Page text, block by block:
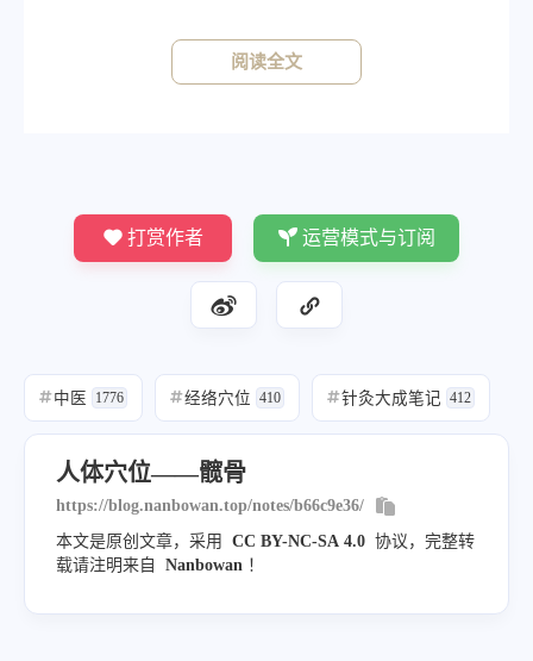
阅读全文
打赏作者 运营模式与订阅
#中医 1776 #经络穴位 410 #针灸大成笔记 412
人体穴位——髋骨
https://blog.nanbowan.top/notes/b66c9e36/
本文是原创文章，采用
CC BY-NC-SA 4.0 协议，完整转
载请注明来自
Nanbowan ！